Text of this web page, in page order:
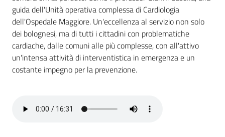
Campagne
di
comunicazione
guida dell'Unità operativa complessa di Cardiologia
dell'Ospedale Maggiore. Un'eccellenza al servizio non solo
dei bolognesi, ma di tutti i cittadini con problematiche
cardiache, dalle comuni alle più complesse, con all'attivo
un'intensa attività di interventistica in emergenza e un
costante impegno per la prevenzione.